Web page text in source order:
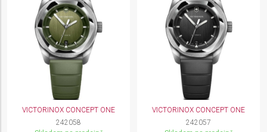
VICTORINOX CONCEPT ONE
242058
VICTORINOX CONCEPT ONE
242057